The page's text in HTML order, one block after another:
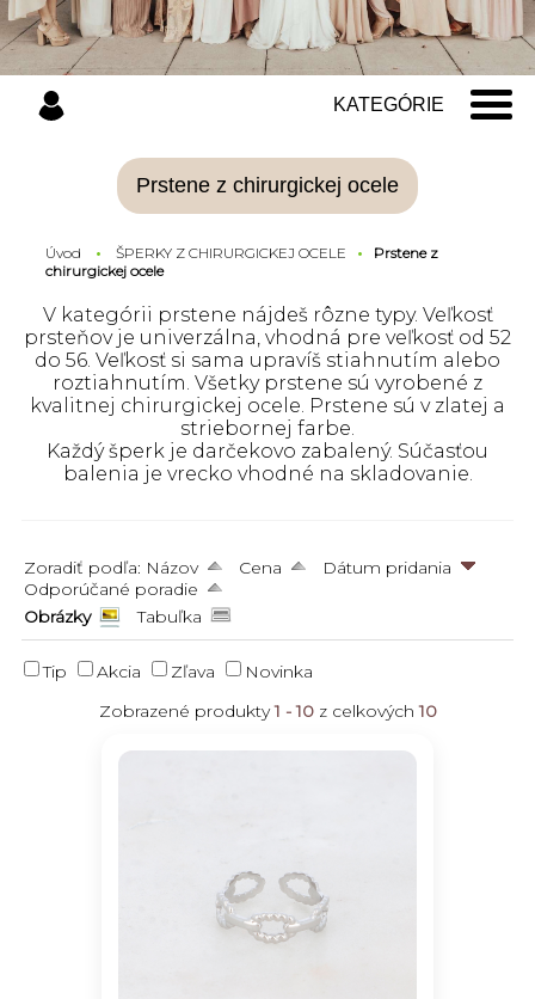
KATEGÓRIE
Prstene z chirurgickej ocele
Úvod ŠPERKY Z CHIRURGICKEJ OCELE
Prstene z
chirurgickej ocele
V kategórii prstene nájdeš rôzne typy. Veľkosť
prsteňov je univerzálna, vhodná pre veľkosť od 52
do 56. Veľkosť si sama upravíš stiahnutím alebo
roztiahnutím. Všetky prstene sú vyrobené z
kvalitnej chirurgickej ocele. Prstene sú v zlatej a
striebornej farbe.
Každý šperk je darčekovo zabalený. Súčasťou
balenia je vrecko vhodné na skladovanie.
Zoradiť podľa: Názov Cena
Dátum pridania
Odporúčané poradie
Obrázky
Tabuľka
Tip Akcia Zľava
Novinka
Zobrazené produkty1 - 10z celkových10